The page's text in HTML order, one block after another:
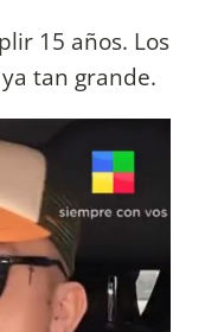
15 años. Los
tan grande.